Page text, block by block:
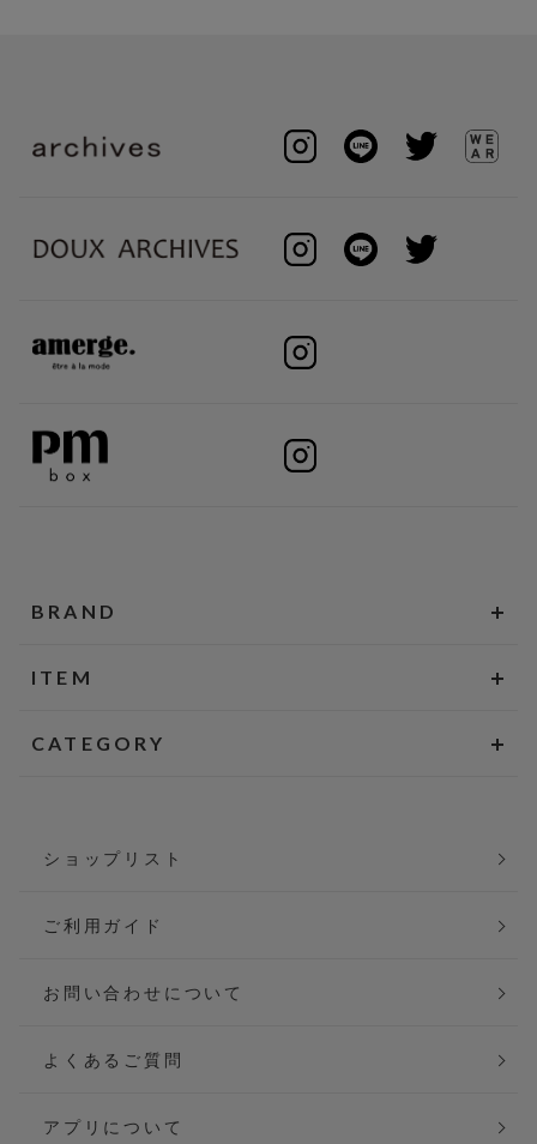
BRAND
ITEM
CATEGORY
ショップリスト
ご利用ガイド
お問い合わせについて
よくあるご質問
アプリについて